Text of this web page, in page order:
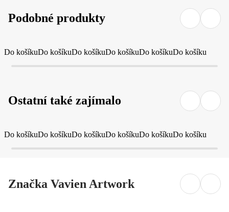
Podobné produkty
Do košíkuDo košíkuDo košíkuDo košíkuDo košíkuDo košíku
Ostatní také zajímalo
Do košíkuDo košíkuDo košíkuDo košíkuDo košíkuDo košíku
Značka Vavien Artwork